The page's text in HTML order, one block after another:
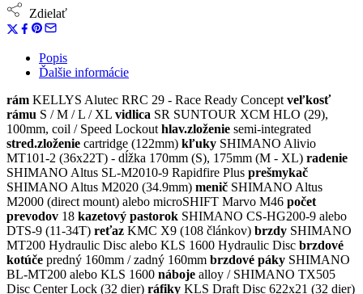
Zdielať
Popis
Ďalšie informácie
rám KELLYS Alutec RRC 29 - Race Ready Concept veľkosť
rámu S / M / L / XL vidlica SR SUNTOUR XCM HLO (29),
100mm, coil / Speed Lockout hlav.zloženie semi-integrated
stred.zloženie cartridge (122mm) kľuky SHIMANO Alivio
MT101-2 (36x22T) - dĺžka 170mm (S), 175mm (M - XL) radenie
SHIMANO Altus SL-M2010-9 Rapidfire Plus prešmykač
SHIMANO Altus M2020 (34.9mm) menič SHIMANO Altus
M2000 (direct mount) alebo microSHIFT Marvo M46 počet
prevodov 18 kazetový pastorok SHIMANO CS-HG200-9 alebo
DTS-9 (11-34T) reťaz KMC X9 (108 článkov) brzdy SHIMANO
MT200 Hydraulic Disc alebo KLS 1600 Hydraulic Disc brzdové
kotúče predný 160mm / zadný 160mm brzdové páky SHIMANO
BL-MT200 alebo KLS 1600 náboje alloy / SHIMANO TX505
Disc Center Lock (32 dier) ráfiky KLS Draft Disc 622x21 (32 dier)